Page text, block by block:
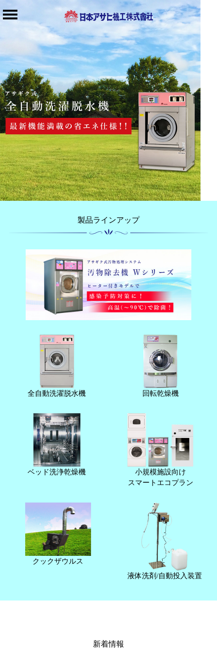
製品ラインアップ
全自動洗濯脱水機 回転乾燥機
ベッド洗浄乾燥機
小規模施設向け
スマートエコプラン
クックザウルス
液体洗剤/自動投入装置
新着情報